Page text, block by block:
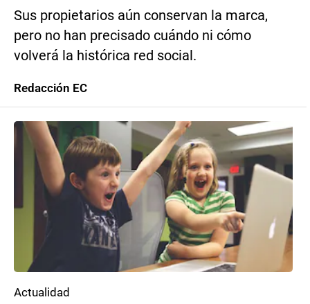
Sus propietarios aún conservan la marca,
pero no han precisado cuándo ni cómo
volverá la histórica red social.
Redacción EC
Actualidad